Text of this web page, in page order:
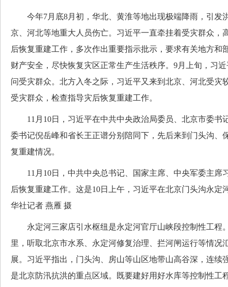
今年7月底8月初，华北、黄淮等地出现极端降雨，引发
京、河北等地重大人员伤亡。习近平一直牵挂着受灾群众，
后恢复重建工作，多次作出重要指示批示，要求有关地方和
财产安全，尽快恢复灾区正常生产生活秩序。9月上旬，习
问受灾群众。北方入冬之际，习近平又来到北京、河北受灾
受灾群众，检查指导灾后恢复重建工作。
11月10日，习近平在中共中央政治局委员、北京市委书
委书记倪岳峰和省长王正谱分别陪同下，先后来到门头沟、
复重建情况。
11月10日，中共中央总书记、国家主席、中央军委主席
后恢复重建工作。这是10日上午，习近平在北京门头沟永定
华社记者 燕雁 摄
永定河三家店引水枢纽是永定河官厅山峡段控制性工程
里，听取北京市水系、永定河修复治理、拦河闸运行等情况
展。习近平指出，门头沟、房山等山区地带山高谷深，连续
是北京防汛抗洪的重点区域。既要建好用好水库等控制性工